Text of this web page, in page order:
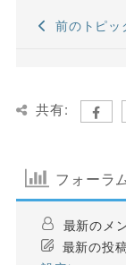
前のトピッ
共有:
フォーラ
最新のメ
最新の投